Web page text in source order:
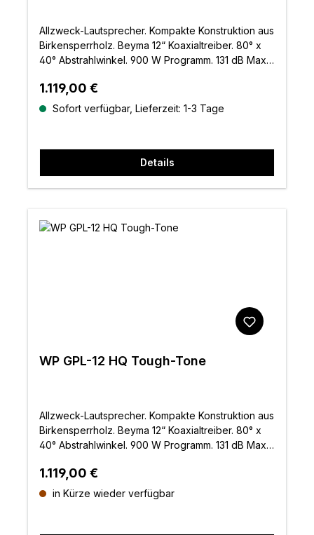
Allzweck-Lautsprecher. Kompakte Konstruktion aus
Birkensperrholz. Beyma 12“ Koaxialtreiber. 80° x
40° Abstrahlwinkel. 900 W Programm. 131 dB Max
Regulärer Preis:
1.119,00 €
Sofort verfügbar, Lieferzeit: 1-3 Tage
Details
WP GPL-12 HQ Tough-Tone
Allzweck-Lautsprecher. Kompakte Konstruktion aus
Birkensperrholz. Beyma 12“ Koaxialtreiber. 80° x
40° Abstrahlwinkel. 900 W Programm. 131 dB Max
Regulärer Preis:
1.119,00 €
in Kürze wieder verfügbar